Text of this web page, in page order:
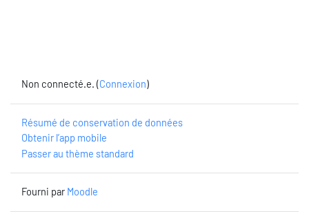
Non connecté.e. (Connexion)
Résumé de conservation de données
Obtenir l’app mobile
Passer au thème standard
Fourni par Moodle